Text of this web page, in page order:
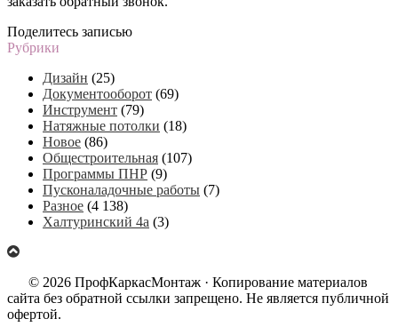
Поделитесь записью
Рубрики
Дизайн (25)
Документооборот (69)
Инструмент (79)
Натяжные потолки (18)
Новое (86)
Общестроительная (107)
Программы ПНР (9)
Пусконаладочные работы (7)
Разное (4 138)
Халтуринский 4а (3)
© 2026 ПрофКаркасМонтаж · Копирование материалов
сайта без обратной ссылки запрещено. Не является публичной
офертой.